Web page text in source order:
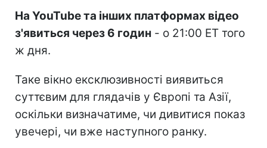
На YouTube та інших платформах відео
з'явиться через 6 годин - о 21:00 ET того
ж дня.
Таке вікно ексклюзивності виявиться
суттєвим для глядачів у Європі та Азії,
оскільки визначатиме, чи дивитися показ
увечері, чи вже наступного ранку.